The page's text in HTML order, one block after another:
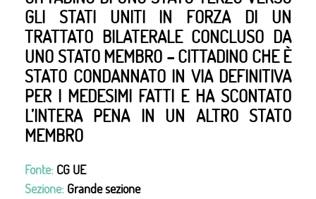
GLI STATI UNITI IN FORZA DI UN
TRATTATO BILATERALE CONCLUSO DA
UNO STATO MEMBRO – CITTADINO CHE È
STATO CONDANNATO IN VIA DEFINITIVA
PER I MEDESIMI FATTI E HA SCONTATO
L’INTERA PENA IN UN ALTRO STATO
MEMBRO
Fonte: CG UE
Sezione: Grande sezione